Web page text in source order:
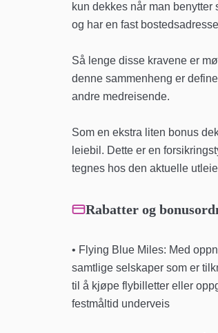
kun dekkes når man
og har en fast
Så lenge disse kravene er
denne sammenheng er
andre medreisende.
Som en ekstra liten bonus
leiebil. Dette er en
tegnes hos den aktuelle
Rabatter og
• Flying Blue Miles: Med
samtlige selskaper som er
til å kjøpe flybilletter eller
festmåltid underveis